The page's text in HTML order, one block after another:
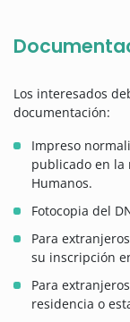
Los interesados
documentación:
Impreso
publicado en la
Humanos.
Fotocopia del
Para
su inscripción
Para
residencia o